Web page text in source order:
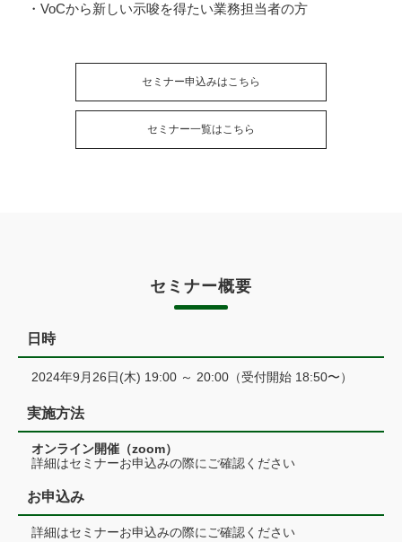
・VoCから新しい示唆を得たい業務担当者の方
セミナー申込みはこちら
セミナー一覧はこちら
セミナー概要
日時
2024年9月26日(木) 19:00 ～ 20:00（受付開始 18:50〜）
実施方法
オンライン開催（zoom）
詳細はセミナーお申込みの際にご確認ください
お申込み
詳細はセミナーお申込みの際にご確認ください